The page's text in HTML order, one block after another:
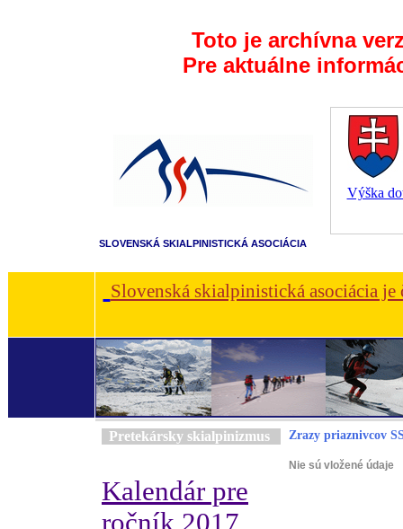
Toto je archívna
Pre aktuálne
Výška
SLOVENSKÁ SKIALPINISTICKÁ ASOCIÁCIA
Slovenská skialpinistická asociácia
Pretekársky skialpinizmus
Kalendár pre
ročník 2017
Zrazy priaznivcov
Nie sú vložené údaje